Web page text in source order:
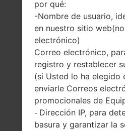
por qué:
-Nombre de usuario,
en nuestro sitio
electrónico)
Correo electrónico,
registro y restablecer
(si Usted lo ha elegido
enviarle Correos
promocionales de
- Dirección IP, para
basura y garantizar la